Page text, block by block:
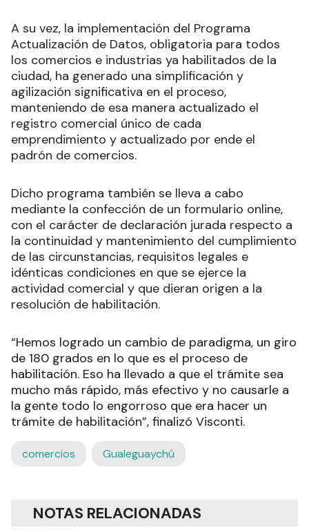
A su vez, la implementación del Programa
Actualización de Datos, obligatoria para todos
los comercios e industrias ya habilitados de la
ciudad, ha generado una simplificación y
agilización significativa en el proceso,
manteniendo de esa manera actualizado el
registro comercial único de cada
emprendimiento y actualizado por ende el
padrón de comercios.
Dicho programa también se lleva a cabo
mediante la confección de un formulario online,
con el carácter de declaración jurada respecto a
la continuidad y mantenimiento del cumplimiento
de las circunstancias, requisitos legales e
idénticas condiciones en que se ejerce la
actividad comercial y que dieran origen a la
resolución de habilitación.
“Hemos logrado un cambio de paradigma, un giro
de 180 grados en lo que es el proceso de
habilitación. Eso ha llevado a que el trámite sea
mucho más rápido, más efectivo y no causarle a
la gente todo lo engorroso que era hacer un
trámite de habilitación”, finalizó Visconti.
comercios Gualeguaychú
NOTAS RELACIONADAS